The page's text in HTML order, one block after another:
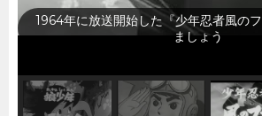
1964年に放送開始した『ビッグX』を